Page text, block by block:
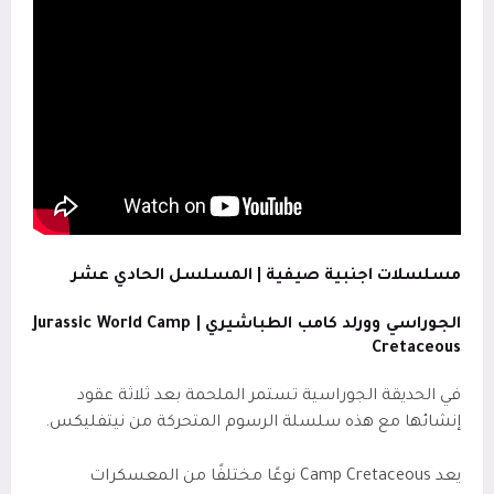
مسلسلات اجنبية صيفية | المسلسل الحادي عشر
الجوراسي وورلد كامب الطباشيري | Jurassic World Camp
Cretaceous
في الحديقة الجوراسية تستمر الملحمة بعد ثلاثة عقود
إنشائها مع هذه سلسلة الرسوم المتحركة من نيتفليكس.
يعد Camp Cretaceous نوعًا مختلفًا من المعسكرات